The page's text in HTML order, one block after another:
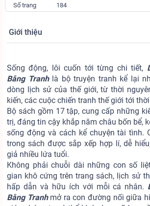
Số trang
184
Giới thiệu
Sống động, lôi cuốn tới từng chi tiết,
Bằng Tranhlà bộ truyện tranh kể lại
dòng lịch sử của thế giới, từ thời
kiến, các cuộc chiến tranh thế giới tới
Bộ sách gồm 17 tập, cung cấp những
trị, đáng tin cậy khắp năm châu bốn bể,
sống động và cách kể chuyện tài tình.
trong sách được sắp xếp hợp lí, dễ
giả nhiều lứa tuổi.
Không phải chuỗi dài những con số
gian khô cứng trên trang sách, lịch sử
hấp dẫn và hữu ích với mỗi cá nhân.
Bằng Tranh mở ra con đường nối giữa